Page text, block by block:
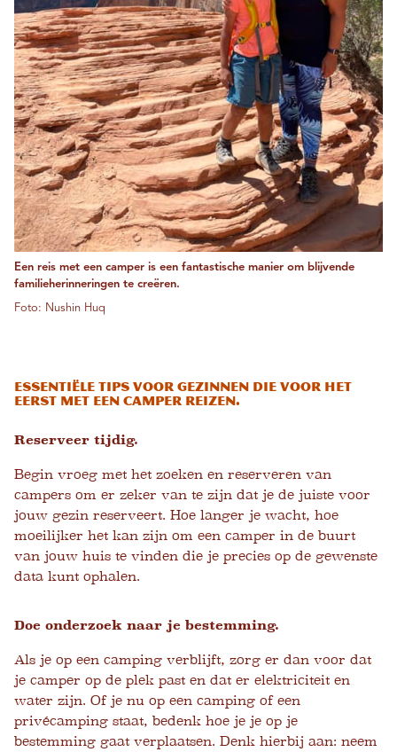
Een reis met een camper is een fantastische manier om blijvende
familieherinneringen te creëren.
Foto: Nushin Huq
Essentiële tips voor gezinnen die voor het
eerst met een camper reizen.
Reserveer tijdig.
Begin vroeg met het zoeken en reserveren van
campers om er zeker van te zijn dat je de juiste voor
jouw gezin reserveert. Hoe langer je wacht, hoe
moeilijker het kan zijn om een ​​camper in de buurt
van jouw huis te vinden die je precies op de gewenste
data kunt ophalen.
Doe onderzoek naar je bestemming.
Als je op een camping verblijft, zorg er dan voor dat
je camper op de plek past en dat er elektriciteit en
water zijn. Of je nu op een camping of een
privécamping staat, bedenk hoe je je op je
bestemming gaat verplaatsen. Denk hierbij aan: neem